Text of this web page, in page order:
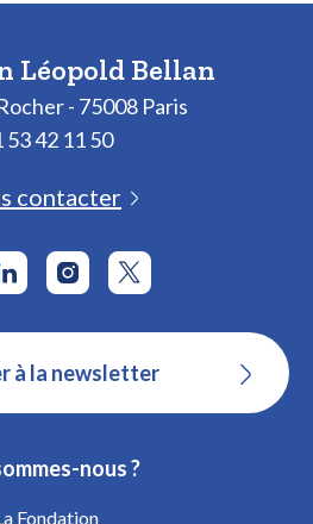
Léopold Bellan
- 75008 Paris
53 42 11 50
contacter
à la newsletter
nous ?
Fondation